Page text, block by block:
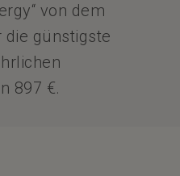
von dem
die günstigste
897 €.